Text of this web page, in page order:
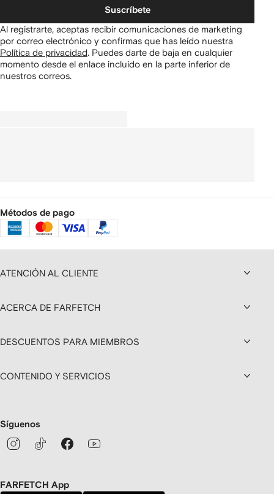
Suscríbete
Al registrarte, aceptas recibir comunicaciones de marketing
por correo electrónico y confirmas que has leído nuestra
Política de privacidad. Puedes darte de baja en cualquier
momento desde el enlace incluido en la parte inferior de
nuestros correos.
Métodos de pago
ATENCIÓN AL CLIENTE
ACERCA DE FARFETCH
DESCUENTOS PARA MIEMBROS
CONTENIDO Y SERVICIOS
Síguenos
FARFETCH App